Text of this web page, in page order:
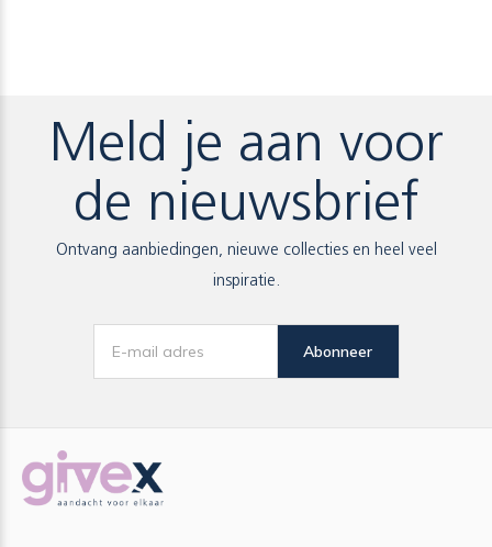
Meld je aan voor
de nieuwsbrief
Ontvang aanbiedingen, nieuwe collecties en heel veel
inspiratie.
Abonneer